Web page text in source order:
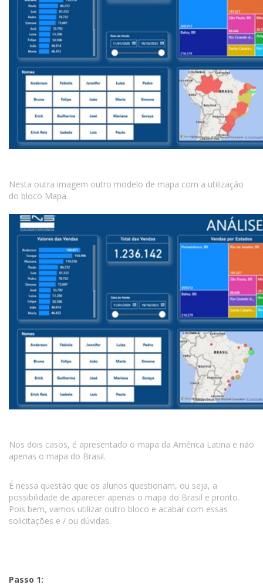
Nesta outra imagem outro modelo de mapa com a utilização
do bloco Mapa.
Nos dois casos, é apresentado o mapa da América Latina e não
apenas o mapa do Brasil.
É nessa questão que os alunos questionam, ou seja, a
possibilidade de aparecer apenas o mapa do Brasil e pronto.
Pois bem, vamos utilizar outro bloco e acabar com essas
solicitações e / ou dúvidas.
Passo 1: